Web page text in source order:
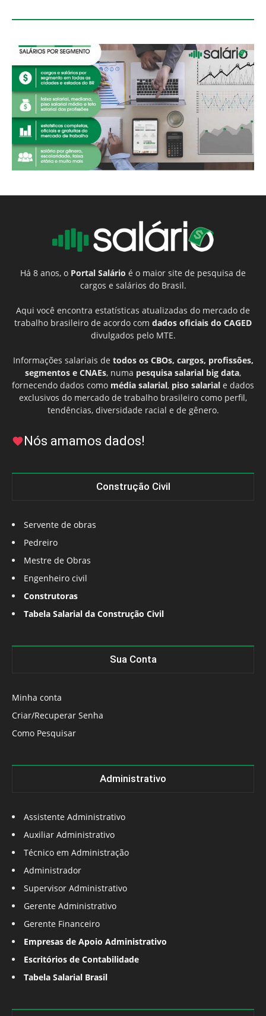
Há 8 anos, o Portal Salário é o maior site de pesquisa de
cargos e salários do Brasil.
Aqui você encontra estatísticas atualizadas do mercado de
trabalho brasileiro de acordo com dados oficiais do CAGED
divulgados pelo MTE.
Informações salariais de todos os CBOs, cargos, profissões,
segmentos e CNAEs, numa pesquisa salarial big data,
fornecendo dados como média salarial, piso salarial e dados
exclusivos do mercado de trabalho brasileiro como perfil,
tendências, diversidade racial e de gênero.
Nós amamos dados!
Construção Civil
Servente de obras
Pedreiro
Mestre de Obras
Engenheiro civil
Construtoras
Tabela Salarial da Construção Civil
Sua Conta
Minha conta
Criar/Recuperar Senha
Como Pesquisar
Administrativo
Assistente Administrativo
Auxiliar Administrativo
Técnico em Administração
Administrador
Supervisor Administrativo
Gerente Administrativo
Gerente Financeiro
Empresas de Apoio Administrativo
Escritórios de Contabilidade
Tabela Salarial Brasil